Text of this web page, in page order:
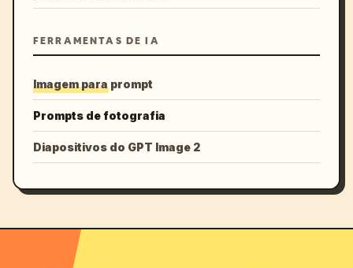
FERRAMENTAS DE IA
Imagem para prompt
Prompts de fotografia
Diapositivos do GPT Image 2